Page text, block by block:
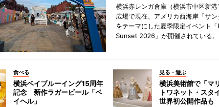
横浜赤レンガ倉庫（横浜市中区新港
広場で現在、アメリカ西海岸「サ
をテーマにした夏季限定イベント
Sunset 2026」が開催されている。
食べる
横浜ベイブルーイング15周年
記念 新作ラガービール「ベ
イヘル」
見る・遊ぶ
横浜美術館で「マ
トワネット・ス
世界初公開作品も